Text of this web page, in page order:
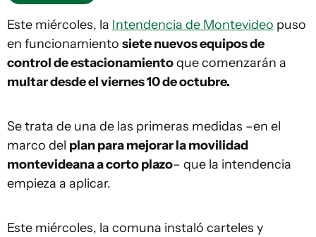
Este miércoles, la Intendencia de Montevideo puso
en funcionamiento siete nuevos equipos de
control de estacionamientoque comenzarán a
multar desde el viernes 10 de octubre.
Se trata de una de las primeras medidas –en el
marco del plan para mejorar la movilidad
montevideana a corto plazo– que la intendencia
empieza a aplicar.
Este miércoles, la comuna instaló carteles y